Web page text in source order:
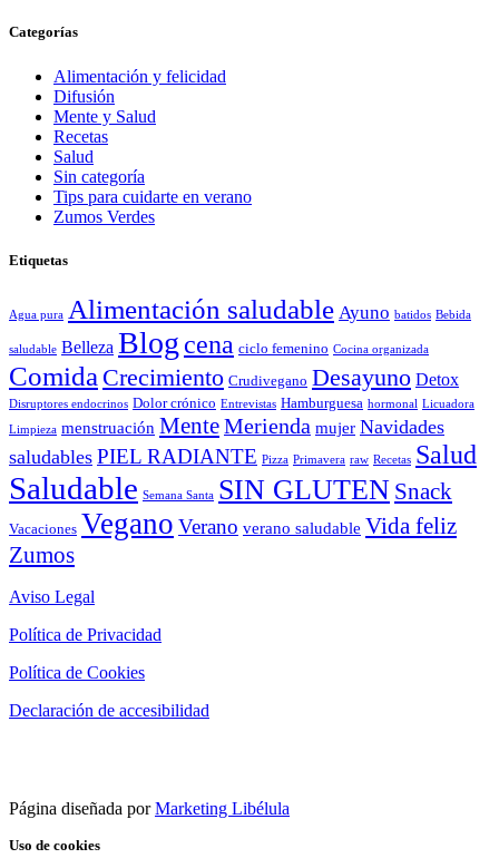
Categorías
Alimentación y felicidad
Difusión
Mente y Salud
Recetas
Salud
Sin categoría
Tips para cuidarte en verano
Zumos Verdes
Etiquetas
Agua pura Alimentación saludable Ayuno batidos Bebida
saludable Belleza Blog cena ciclo femenino Cocina organizada
Comida Crecimiento Crudivegano Desayuno Detox
Disruptores endocrinos Dolor crónico Entrevistas Hamburguesa hormonal Licuadora
Limpieza menstruación MenteMerienda mujer Navidades
saludables PIEL RADIANTE Pizza Primavera raw Recetas Salud
Saludable Semana Santa SIN GLUTEN Snack
Vacaciones Vegano Verano verano saludable Vida feliz
Zumos
Aviso Legal
Política de Privacidad
Política de Cookies
Declaración de accesibilidad
Página diseñada porMarketing Libélula
Uso de cookies